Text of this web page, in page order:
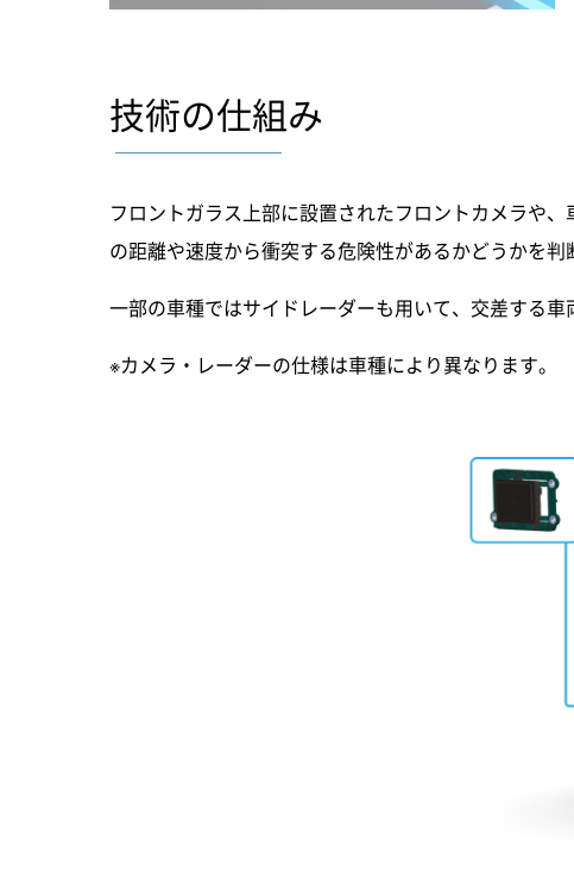
技術の仕組み
フロントガラス上部に設置されたフロントカメラや
の距離や速度から衝突する危険性があるかどうかを判
一部の車種ではサイドレーダーも用いて、交差する
※カメラ・レーダーの仕様は車種により異なります。